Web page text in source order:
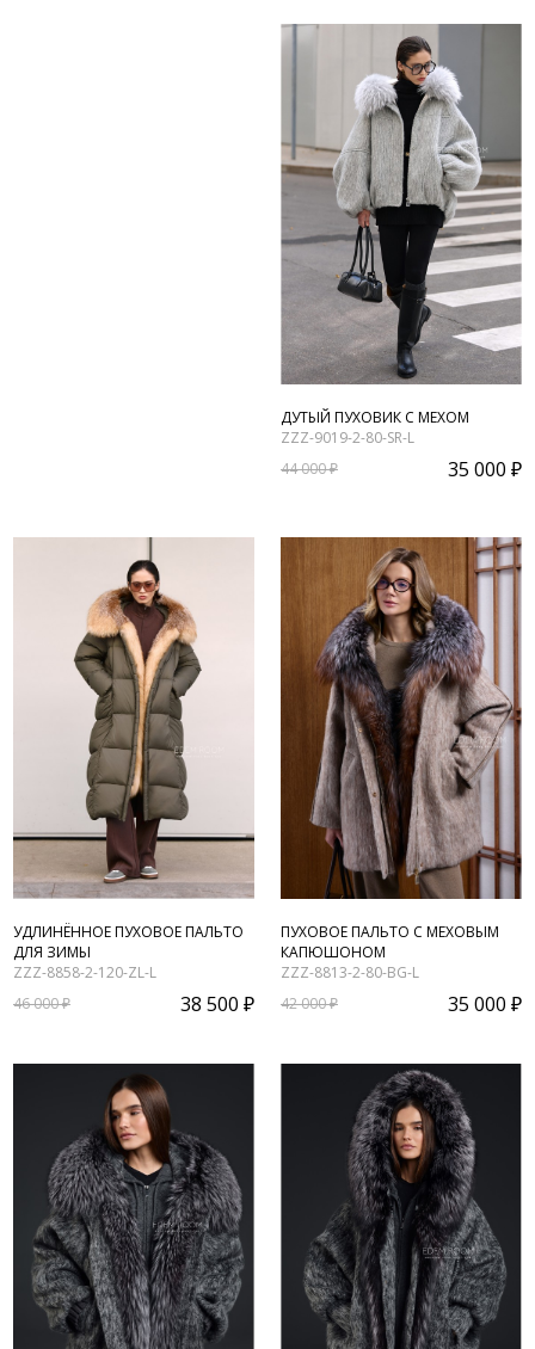
ДУТЫЙ ПУХОВИК С МЕХОМ
ZZZ-9019-2-80-SR-L
44 000 ₽
35 000 ₽
УДЛИНЁННОЕ ПУХОВОЕ ПАЛЬТО
ДЛЯ ЗИМЫ
ZZZ-8858-2-120-ZL-L
46 000 ₽
38 500 ₽
ПУХОВОЕ ПАЛЬТО С МЕХОВЫМ
КАПЮШОНОМ
ZZZ-8813-2-80-BG-L
42 000 ₽
35 000 ₽